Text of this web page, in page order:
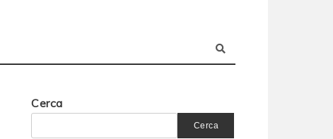
Cerca
Cerca